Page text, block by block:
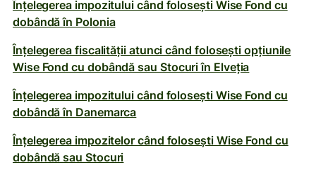
Înțelegerea impozitului când folosești Wise Fond cu
dobândă în Polonia
Înțelegerea fiscalității atunci când folosești opțiunile
Wise Fond cu dobândă sau Stocuri în Elveția
Înțelegerea impozitului când folosești Wise Fond cu
dobândă în Danemarca
Înțelegerea impozitelor când folosești Wise Fond cu
dobândă sau Stocuri